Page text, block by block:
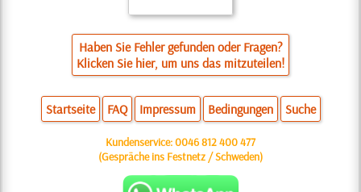
Haben Sie Fehler gefunden oder Fragen?
Klicken Sie hier, um uns das mitzuteilen!
Startseite FAQ Impressum Bedingungen Suche
Kundenservice:0046 812 400 477
(Gespräche ins Festnetz / Schweden)